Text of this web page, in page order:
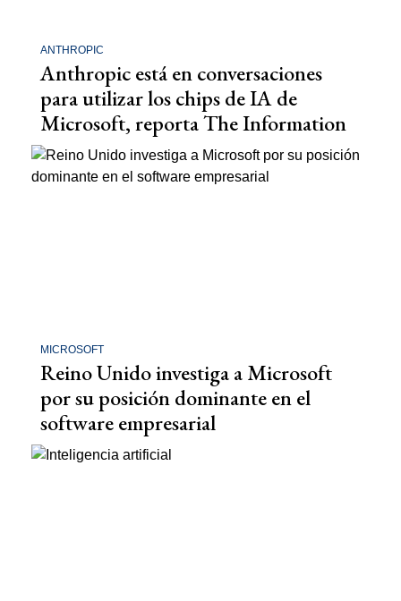
ANTHROPIC
Anthropic está en conversaciones
para utilizar los chips de IA de
Microsoft, reporta The Information
MICROSOFT
Reino Unido investiga a Microsoft
por su posición dominante en el
software empresarial